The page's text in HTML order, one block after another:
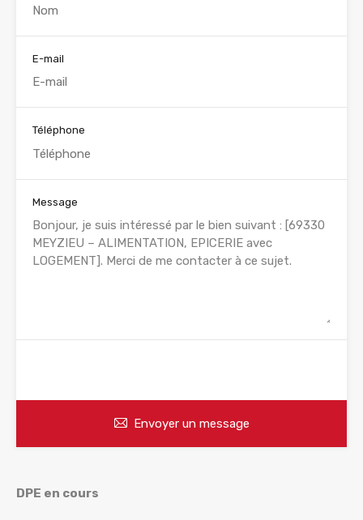
E-mail
Téléphone
Message
Envoyer un message
DPE en cours